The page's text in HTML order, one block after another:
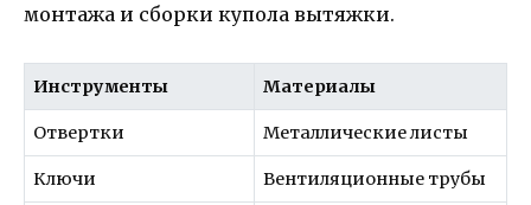
монтажа и сборки купола вытяжки.
Инструменты Материалы
Отвертки Металлические листы
Ключи Вентиляционные трубы